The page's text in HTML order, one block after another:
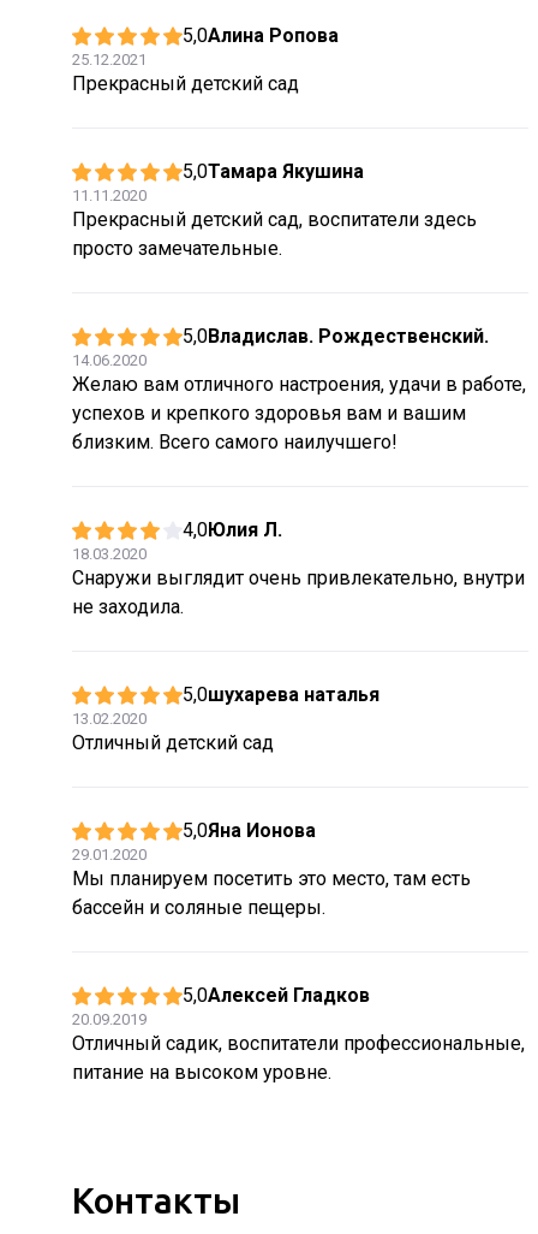
5,0Алина Ропова
25.12.2021
Прекрасный детский сад
5,0Тамара Якушина
11.11.2020
Прекрасный детский сад, воспитатели здесь
просто замечательные.
5,0Владислав. Рождественский.
14.06.2020
Желаю вам отличного настроения, удачи в работе,
успехов и крепкого здоровья вам и вашим
близким. Всего самого наилучшего!
4,0Юлия Л.
18.03.2020
Снаружи выглядит очень привлекательно, внутри
не заходила.
5,0шухарева наталья
13.02.2020
Отличный детский сад
5,0Яна Ионова
29.01.2020
Мы планируем посетить это место, там есть
бассейн и соляные пещеры.
5,0Алексей Гладков
20.09.2019
Отличный садик, воспитатели профессиональные,
питание на высоком уровне.
Контакты